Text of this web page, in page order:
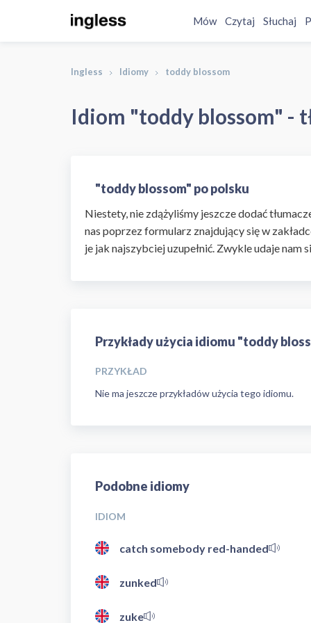
Mów Czytaj Słuchaj
Ingless Idiomy toddy blossom
Idiom "toddy blossom" -
"toddy blossom" po polsku
Niestety, nie zdążyliśmy jeszcze dodać
nas poprzez formularz znajdujący się w
je jak najszybciej uzupełnić. Zwykle udaje nam
Przykłady użycia idiomu "toddy
PRZYKŁAD
Nie ma jeszcze przykładów użycia tego idiomu.
Podobne idiomy
IDIOM
catch somebody red-handed
zunked
zuke